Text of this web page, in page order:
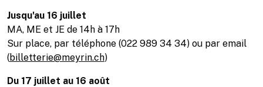
Jusqu'au 16 juillet
MA, ME et JE de 14h à 17h
Sur place, par téléphone (022 989 34 34) ou par email
(billetterie@meyrin.ch)
Du 17 juillet au 16 août